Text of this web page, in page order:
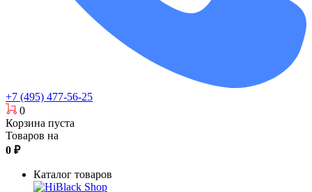
+7 (495) 477-56-25
0
Корзина пуста
Товаров на
0 ₽
Каталог товаров